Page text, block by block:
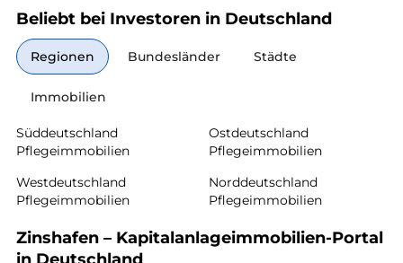
Beliebt bei Investoren in Deutschland
Regionen Bundesländer Städte
Immobilien
Süddeutschland
Pflegeimmobilien
Ostdeutschland
Pflegeimmobilien
Westdeutschland
Pflegeimmobilien
Norddeutschland
Pflegeimmobilien
Zinshafen – Kapitalanlageimmobilien-Portal